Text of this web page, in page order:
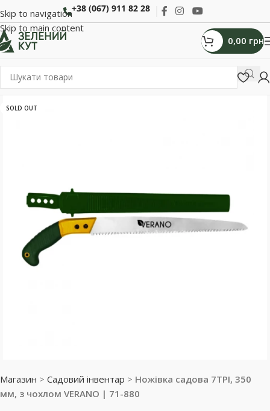
Skip to navigation
Skip to main content
+38 (067) 911 82 28
0,00 грн
SOLD OUT
Магазин > Садовий інвентар > Ножівка садова 7TPI, 350
мм, з чохлом VERANO | 71-880